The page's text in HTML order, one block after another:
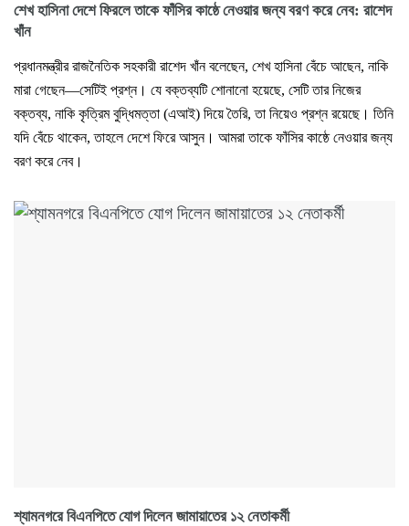
শেখ হাসিনা দেশে ফিরলে তাকে ফাঁসির কাষ্ঠে নেওয়ার জন্য বরণ করে নেব: রাশেদ
খাঁন
প্রধানমন্ত্রীর রাজনৈতিক সহকারী রাশেদ খাঁন বলেছেন, শেখ হাসিনা বেঁচে আছেন, নাকি
মারা গেছেন—সেটিই প্রশ্ন। যে বক্তব্যটি শোনানো হয়েছে, সেটি তার নিজের
বক্তব্য, নাকি কৃত্রিম বুদ্ধিমত্তা (এআই) দিয়ে তৈরি, তা নিয়েও প্রশ্ন রয়েছে। তিনি
যদি বেঁচে থাকেন, তাহলে দেশে ফিরে আসুন। আমরা তাকে ফাঁসির কাষ্ঠে নেওয়ার জন্য
বরণ করে নেব।
শ্যামনগরে বিএনপিতে যোগ দিলেন জামায়াতের ১২ নেতাকর্মী